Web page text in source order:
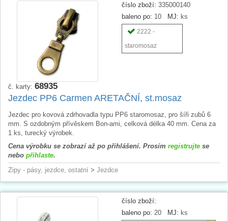
číslo zboží: 335000140
baleno po: 10 MJ: ks
2222 -
staromosaz
č. karty: 68935
Jezdec PP6 Carmen ARETAČNÍ, st.mosaz
Jezdec pro kovová zdrhovadla typu PP6 staromosaz, pro šíři zubů 6
mm. S ozdobným přívěskem Bon-ami, celková délka 40 mm. Cena za
1 ks, turecký výrobek.
Cena výrobku se zobrazí až po přihlášení. Prosím registrujte se
nebo přihlaste.
Zipy - pásy, jezdce, ostatní > Jezdce
číslo zboží:
baleno po: 20 MJ: ks